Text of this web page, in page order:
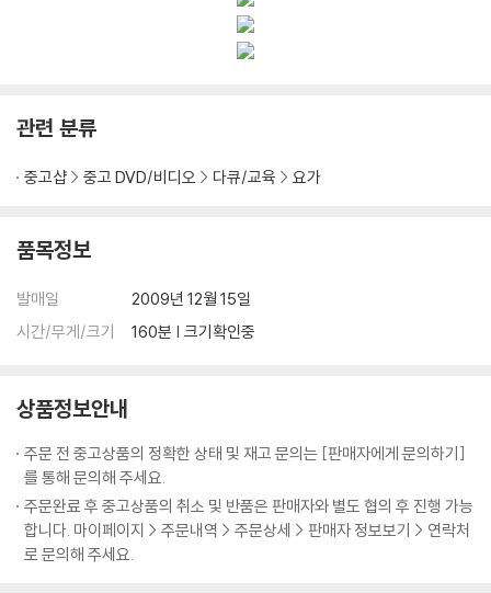
관련 분류
중고샵 중고 DVD/비디오 다큐/교육 요가
품목정보
발매일
2009년 12월 15일
시간/무게/크기
160분 | 크기확인중
상품정보안내
주문 전 중고상품의 정확한 상태 및 재고 문의는 [판매자에게 문의하기]
를 통해 문의해 주세요.
주문완료 후 중고상품의 취소 및 반품은 판매자와 별도 협의 후 진행 가능
합니다. 마이페이지 > 주문내역 > 주문상세 > 판매자 정보보기 > 연락처
로 문의해 주세요.